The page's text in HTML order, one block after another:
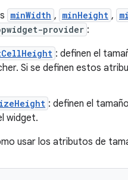
minWidth , minHeight ,
provider :
: definen el
Si se definen estos
: definen el
widget.
usar los atributos de